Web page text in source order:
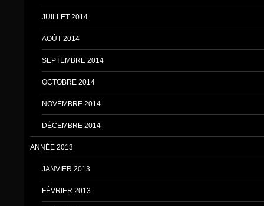
JUILLET 2014
AOÛT 2014
SEPTEMBRE 2014
OCTOBRE 2014
NOVEMBRE 2014
DÉCEMBRE 2014
ANNÉE 2013
JANVIER 2013
FÉVRIER 2013